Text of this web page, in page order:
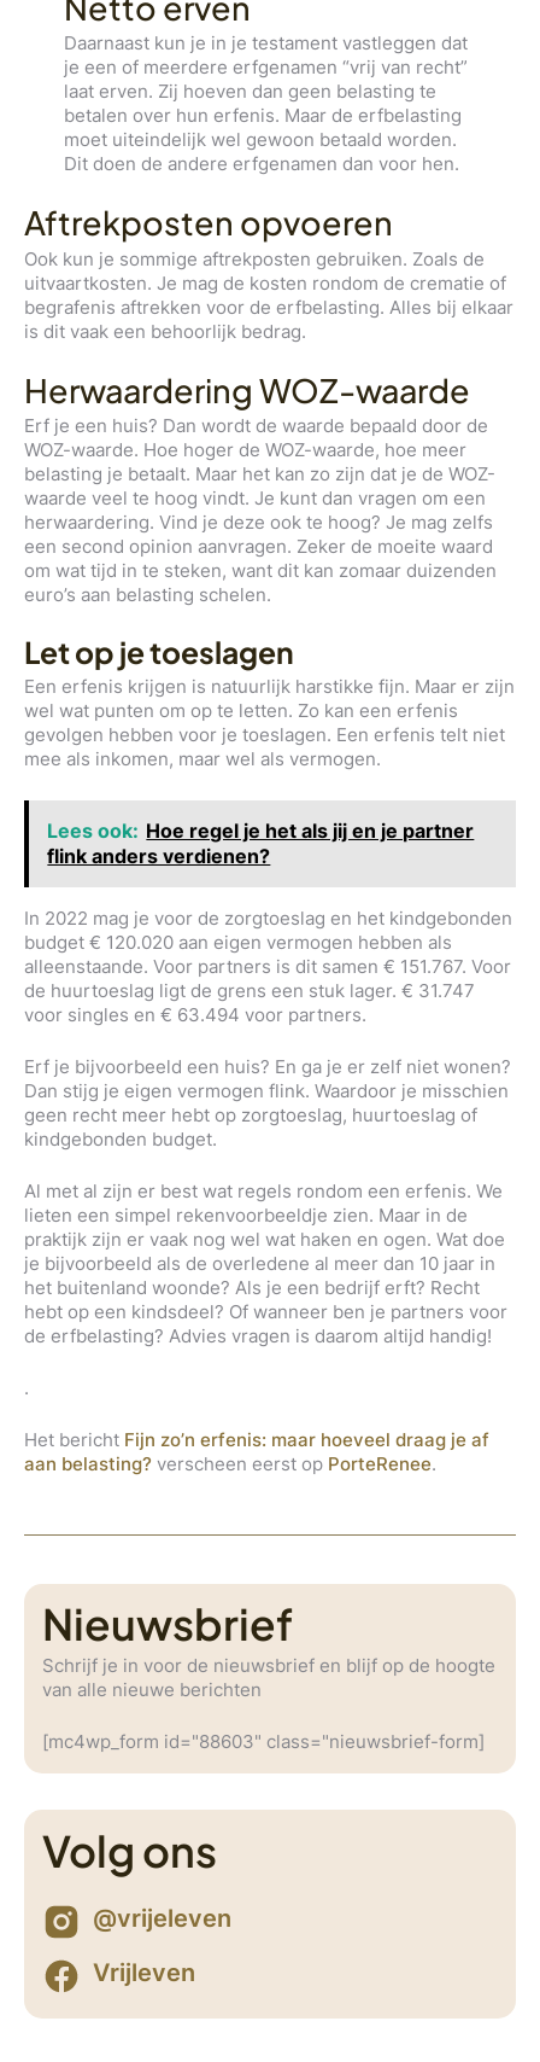
Daarnaast kun je in je testament vastleggen dat
je een of meerdere erfgenamen “vrij van recht”
laat erven. Zij hoeven dan geen belasting te
betalen over hun erfenis. Maar de erfbelasting
moet uiteindelijk wel gewoon betaald worden.
Dit doen de andere erfgenamen dan voor hen.
Aftrekposten opvoeren
Ook kun je sommige aftrekposten gebruiken. Zoals de
uitvaartkosten. Je mag de kosten rondom de crematie of
begrafenis aftrekken voor de erfbelasting. Alles bij elkaar
is dit vaak een behoorlijk bedrag.
Herwaardering WOZ-waarde
Erf je een huis? Dan wordt de waarde bepaald door de
WOZ-waarde. Hoe hoger de WOZ-waarde, hoe meer
belasting je betaalt. Maar het kan zo zijn dat je de WOZ-
waarde veel te hoog vindt. Je kunt dan vragen om een
herwaardering. Vind je deze ook te hoog? Je mag zelfs
een second opinion aanvragen. Zeker de moeite waard
om wat tijd in te steken, want dit kan zomaar duizenden
euro’s aan belasting schelen.
Let op je toeslagen
Een erfenis krijgen is natuurlijk harstikke fijn. Maar er zijn
wel wat punten om op te letten. Zo kan een erfenis
gevolgen hebben voor je toeslagen. Een erfenis telt niet
mee als inkomen, maar wel als vermogen.
Lees ook: Hoe regel je het als jij en je partner
flink anders verdienen?
In 2022 mag je voor de zorgtoeslag en het kindgebonden
budget € 120.020 aan eigen vermogen hebben als
alleenstaande. Voor partners is dit samen € 151.767. Voor
de huurtoeslag ligt de grens een stuk lager. € 31.747
voor singles en € 63.494 voor partners.
Erf je bijvoorbeeld een huis? En ga je er zelf niet wonen?
Dan stijg je eigen vermogen flink. Waardoor je misschien
geen recht meer hebt op zorgtoeslag, huurtoeslag of
kindgebonden budget.
Al met al zijn er best wat regels rondom een erfenis. We
lieten een simpel rekenvoorbeeldje zien. Maar in de
praktijk zijn er vaak nog wel wat haken en ogen. Wat doe
je bijvoorbeeld als de overledene al meer dan 10 jaar in
het buitenland woonde? Als je een bedrijf erft? Recht
hebt op een kindsdeel? Of wanneer ben je partners voor
de erfbelasting? Advies vragen is daarom altijd handig!
.
Het bericht Fijn zo’n erfenis: maar hoeveel draag je af
aan belasting? verscheen eerst op PorteRenee.
Nieuwsbrief
Schrijf je in voor de nieuwsbrief en blijf op de hoogte
van alle nieuwe berichten
[mc4wp_form id="88603" class="nieuwsbrief-form]
Volg ons
@vrijeleven
Vrijleven